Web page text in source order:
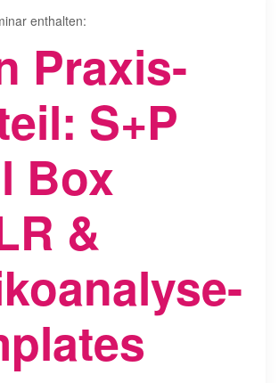
enthalten:
Praxis-
S+P
Box
&